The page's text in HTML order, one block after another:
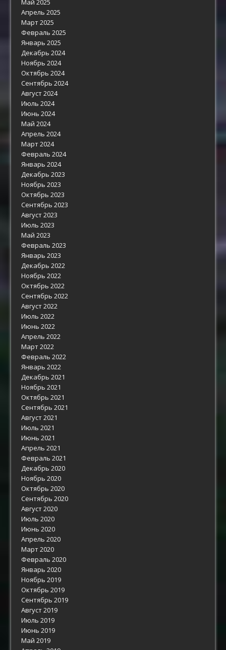
Апрель 2025
Март 2025
Февраль 2025
Январь 2025
Декабрь 2024
Ноябрь 2024
Октябрь 2024
Сентябрь 2024
Август 2024
Июль 2024
Июнь 2024
Май 2024
Апрель 2024
Март 2024
Февраль 2024
Январь 2024
Декабрь 2023
Ноябрь 2023
Октябрь 2023
Сентябрь 2023
Август 2023
Июль 2023
Май 2023
Февраль 2023
Январь 2023
Декабрь 2022
Ноябрь 2022
Октябрь 2022
Сентябрь 2022
Август 2022
Июль 2022
Июнь 2022
Апрель 2022
Март 2022
Февраль 2022
Январь 2022
Декабрь 2021
Ноябрь 2021
Октябрь 2021
Сентябрь 2021
Август 2021
Июль 2021
Июнь 2021
Апрель 2021
Февраль 2021
Декабрь 2020
Ноябрь 2020
Октябрь 2020
Сентябрь 2020
Август 2020
Июль 2020
Июнь 2020
Апрель 2020
Март 2020
Февраль 2020
Январь 2020
Ноябрь 2019
Октябрь 2019
Сентябрь 2019
Август 2019
Июль 2019
Июнь 2019
Май 2019